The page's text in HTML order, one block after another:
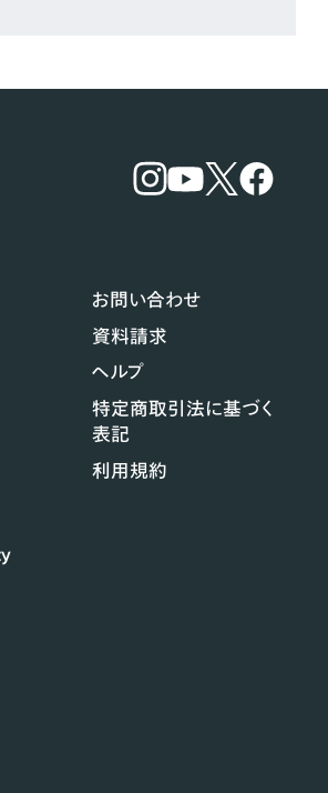
お問い合わせ
資料請求
ヘルプ
特定商取引法に基づく
表記
利用規約